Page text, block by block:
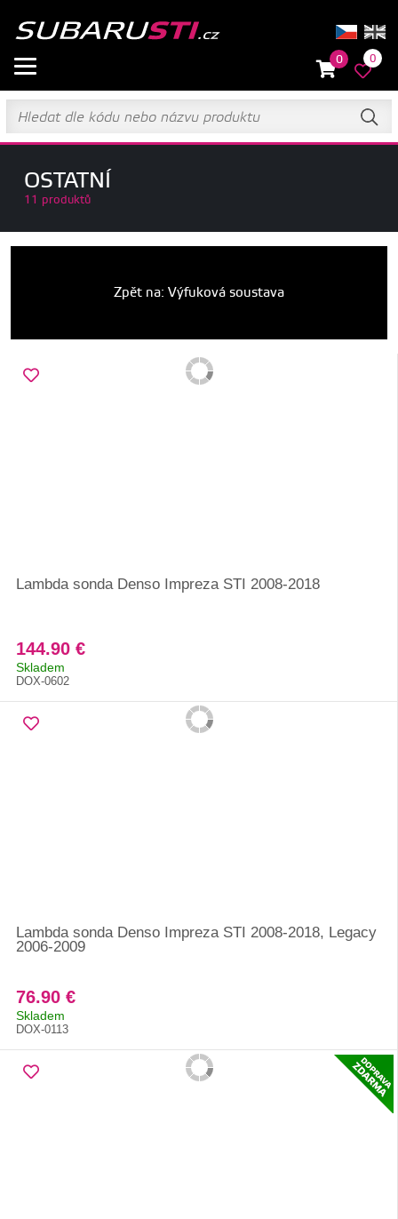
0 0
OSTATNÍ
11 produktů
Zpět na: Výfuková soustava
Lambda sonda Denso Impreza STI 2008-2018
144.90 €
Skladem
DOX-0602
Lambda sonda Denso Impreza STI 2008-2018, Legacy
2006-2009
76.90 €
Skladem
DOX-0113